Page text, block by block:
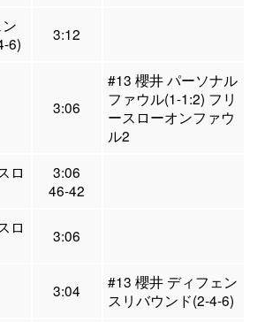
6)
3:12
3:06
#13 櫻井 パーソナル
ファウル(1-1:2) フリ
ースローオンファウ
ル2
ロ
3:06
46-42
ロ
3:06
3:04
#13 櫻井 ディフェン
スリバウンド(2-4-6)